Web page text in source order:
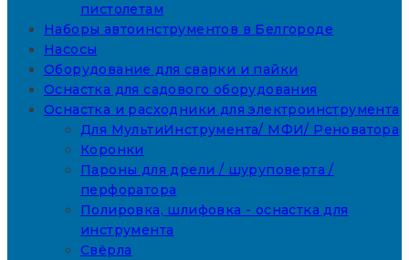
пистолетам
Наборы автоинструментов в Белгороде
Насосы
Оборудование для сварки и пайки
Оснастка для садового оборудования
Оснастка и расходники для электроинструмента
Для МультиИнструмента/ МФИ/ Реноватора
Коронки
Пароны для дрели / шуруповерта /
перфоратора
Полировка, шлифовка - оснастка для
инструмента
Свёрла